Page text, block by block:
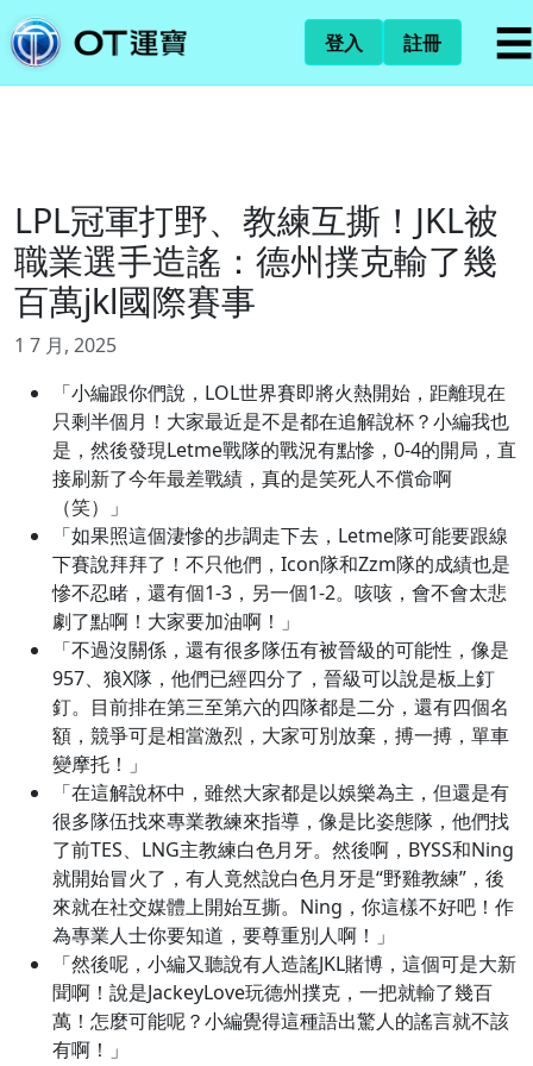
☰
登入 註冊
LPL冠軍打野、教練互撕！JKL被
職業選手造謠：德州撲克輸了幾
百萬jkl國際賽事
1 7 月, 2025
「小編跟你們說，LOL世界賽即將火熱開始，距離現在
只剩半個月！大家最近是不是都在追解說杯？小編我也
是，然後發現Letme戰隊的戰況有點慘，0-4的開局，直
接刷新了今年最差戰績，真的是笑死人不償命啊
（笑）」
「如果照這個淒慘的步調走下去，Letme隊可能要跟線
下賽說拜拜了！不只他們，Icon隊和Zzm隊的成績也是
慘不忍睹，還有個1-3，另一個1-2。咳咳，會不會太悲
劇了點啊！大家要加油啊！」
「不過沒關係，還有很多隊伍有被晉級的可能性，像是
957、狼X隊，他們已經四分了，晉級可以說是板上釘
釘。目前排在第三至第六的四隊都是二分，還有四個名
額，競爭可是相當激烈，大家可別放棄，搏一搏，單車
變摩托！」
「在這解說杯中，雖然大家都是以娛樂為主，但還是有
很多隊伍找來專業教練來指導，像是比姿態隊，他們找
了前TES、LNG主教練白色月牙。然後啊，BYSS和Ning
就開始冒火了，有人竟然說白色月牙是“野雞教練”，後
來就在社交媒體上開始互撕。Ning，你這樣不好吧！作
為專業人士你要知道，要尊重別人啊！」
「然後呢，小編又聽說有人造謠JKL賭博，這個可是大新
聞啊！說是JackeyLove玩德州撲克，一把就輸了幾百
萬！怎麼可能呢？小編覺得這種語出驚人的謠言就不該
有啊！」